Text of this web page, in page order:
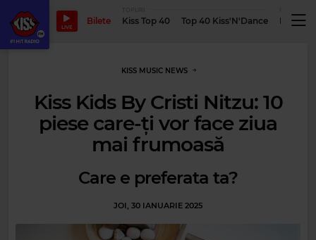
LIVE
Bilete Kiss Top 40 Top 40 Kiss'N'Dance
KISS MUSIC NEWS
Kiss Kids By Cristi Nitzu: 10
piese care-ți vor face ziua
mai frumoasă
Care e preferata ta?
JOI, 30 IANUARIE 2025